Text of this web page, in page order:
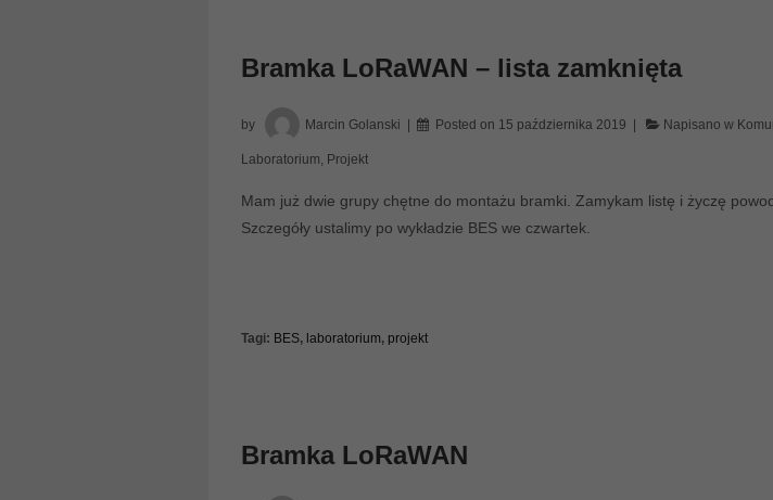
Bramka LoRaWAN – lista zamknięta
by Marcin Golanski Posted on 15 października 2019 Napisano w
Laboratorium, Projekt
Mam już dwie grupy chętne do montażu bramki. Zamykam listę i życzę
Szczegóły ustalimy po wykładzie BES we czwartek.
Tagi: BES, laboratorium, projekt
Bramka LoRaWAN